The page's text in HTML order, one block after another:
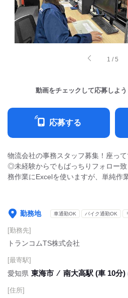
1 /5
動画をチェックして応募しよう
応募する
物流会社の事務スタッフ募集！座っ
◎未経験からでもばっちりフォロー
務作業にExcelを使いますが、単純
勤務地 車通勤OK バイク通勤OK
[勤務先]
トランコムTS株式会社
[最寄駅]
愛知県 東海市 ⁄ 南大高駅 (車 10分)
[住所]